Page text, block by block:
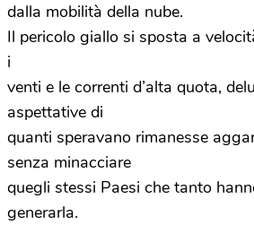
dalla mobilità della nube.
Il pericolo giallo si sposta a
i
venti e le correnti d’alta quota,
aspettative di
quanti speravano rimanesse
senza minacciare
quegli stessi Paesi che tanto
generarla.